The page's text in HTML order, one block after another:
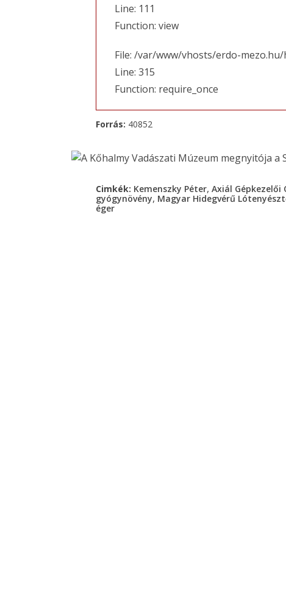
Line: 111
Function: view
File: /var/www/vhosts/erdo-
Line: 315
Function: require_once
Forrás: 40852
Cimkék: Kemenszky Péter, Axiál Gépkezelői
gyógynövény, Magyar Hidegvérű
éger